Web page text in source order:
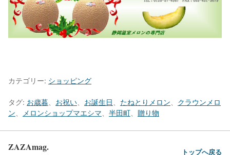
カテゴリー: ショッピング
タグ: お歳暮 お祝い お誕生日 たねとりメロン
クラウンメロ
ン
メロンショップマエシマ 半田町 贈り物
ZAZAmag. トップへ戻る